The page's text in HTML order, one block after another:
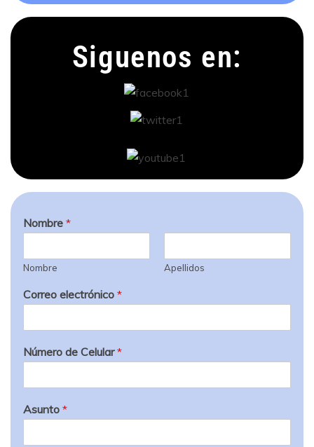
Siguenos en:
Nombre *
Nombre Apellidos
Correo electrónico *
Número de Celular*
Asunto *